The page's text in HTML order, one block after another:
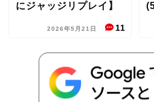
にジャッジリプレイ】
2026年5月21日 11